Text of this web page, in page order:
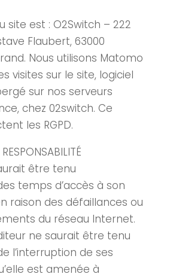
site est : O2Switch – 222
Flaubert, 63000
Nous utilisons Matomo
visites sur le site, logiciel
sur nos serveurs
chez 02switch. Ce
les RGPD.
être tenu
temps d’accès à son
raison des défaillances ou
du réseau Internet.
ne saurait être tenu
l’interruption de ses
est amenée à